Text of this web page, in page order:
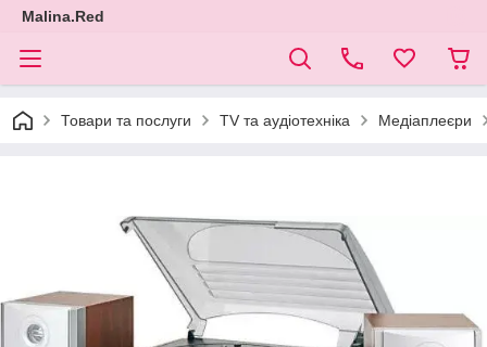
Malina.Red
Товари та послуги TV та аудіотехніка Медіаплеєри